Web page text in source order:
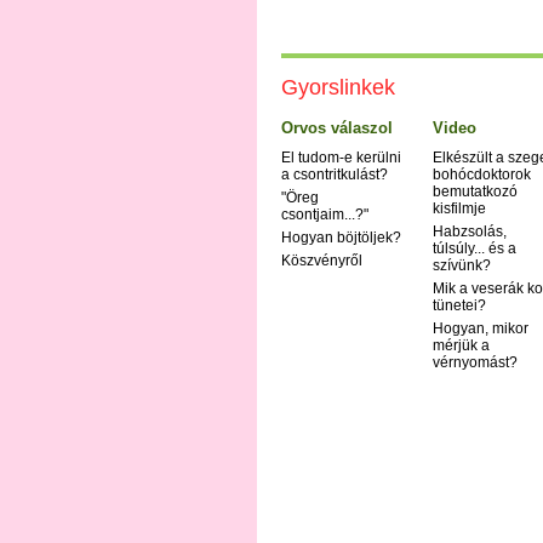
Gyorslinkek
Orvos válaszol
El tudom-e kerülni
a csontritkulást?
"Öreg
csontjaim...?"
Hogyan böjtöljek?
Köszvényről
Video
Elkészült a
bohócdoktorok
bemutatkozó
kisfilmje
Habzsolás,
túlsúly... és a
szívünk?
Mik a veserák
tünetei?
Hogyan, mikor
mérjük a
vérnyomást?